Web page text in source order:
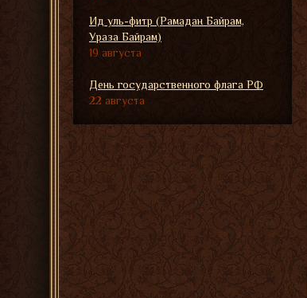
Ид уль-фитр (Рамадан Байрам,
Ураза Байрам)
19 августа
День государственного флага РФ
22 августа